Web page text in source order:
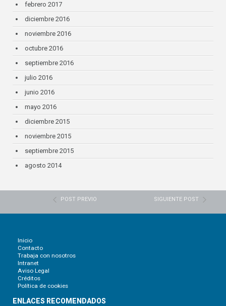
febrero 2017
diciembre 2016
noviembre 2016
octubre 2016
septiembre 2016
julio 2016
junio 2016
mayo 2016
diciembre 2015
noviembre 2015
septiembre 2015
agosto 2014
POST PREVIO SIGUIENTE POST
Inicio
Contacto
Trabaja con nosotros
Intranet
Aviso Legal
Créditos
Política de cookies
ENLACES RECOMENDADOS